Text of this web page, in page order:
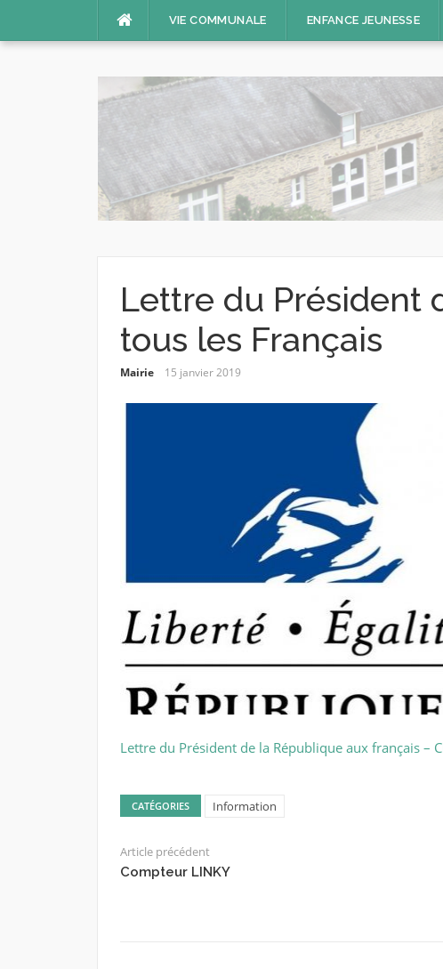
VIE COMMUNALE ENFANCE JEUNESSE
Lettre du Président
tous les Français
Mairie 15 janvier 2019
Lettre du Président de la République aux français –
CATÉGORIES Information
Article précédent
Compteur LINKY